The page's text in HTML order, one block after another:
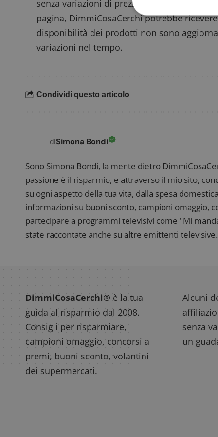
senza variazioni di prezzo per te. In caso di
pagina, DimmiCosaCerchi potrebbe
disponibilità dei prodotti non sono
variazioni nel tempo.
Condividi questo articolo
diSimona Bondi
Sono Simona Bondi, la mente dietro
passione è il risparmio, e attraverso il mio sito,
su ogni aspetto della tua vita, dalla spesa
informazioni su buoni sconto, campioni omaggio,
partecipare a programmi televisivi come "Mi
state raccontate anche su altre emittenti
DimmiCosaCerchi® è la tua
guida al risparmio dal 2008.
Consigli per risparmiare,
campioni omaggio, concorsi a
premi, buoni sconto, volantini
dei supermercati.
Alcuni
senza
un
_pk_ses.1.938b